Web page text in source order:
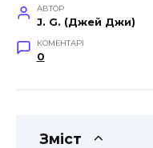
АВТОР
J. G. (Джей Джи)
КОМЕНТАРІ
0
Зміст